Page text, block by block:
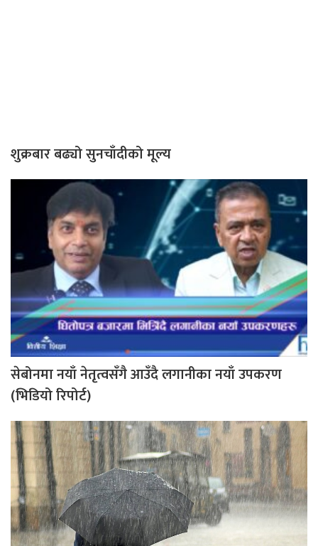
शुक्रबार बढ्यो सुनचाँदीको मूल्य
सेबोनमा नयाँ नेतृत्वसँगै आउँदै लगानीका नयाँ उपकरण
(भिडियो रिपोर्ट)